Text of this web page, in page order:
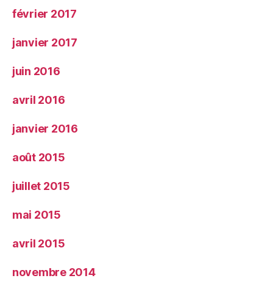
février 2017
janvier 2017
juin 2016
avril 2016
janvier 2016
août 2015
juillet 2015
mai 2015
avril 2015
novembre 2014